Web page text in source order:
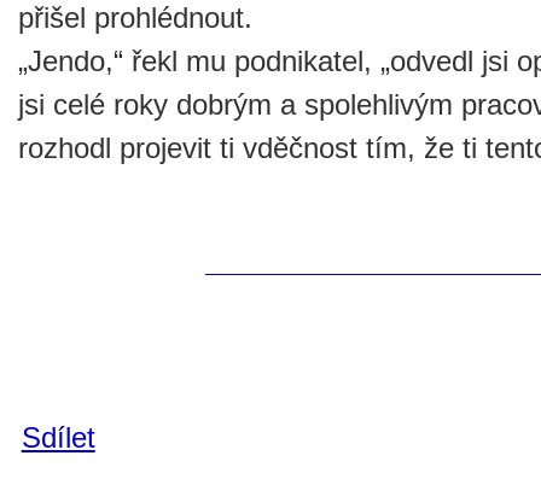
přišel prohlédnout.
„Jendo,“ řekl mu podnikatel, „odvedl jsi
jsi celé roky dobrým a spolehlivým
rozhodl projevit ti vděčnost tím, že ti
Sdílet